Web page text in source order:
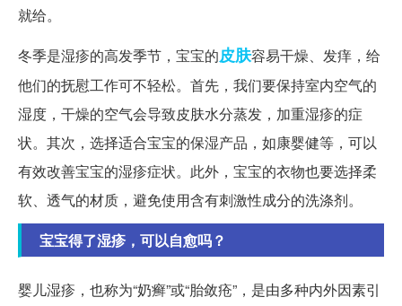
就给。
冬季是湿疹的高发季节，宝宝的皮肤容易干燥、发痒，给
他们的抚慰工作可不轻松。首先，我们要保持室内空气的
湿度，干燥的空气会导致皮肤水分蒸发，加重湿疹的症
状。其次，选择适合宝宝的保湿产品，如康婴健等，可以
有效改善宝宝的湿疹症状。此外，宝宝的衣物也要选择柔
软、透气的材质，避免使用含有刺激性成分的洗涤剂。
宝宝得了湿疹，可以自愈吗？
婴儿湿疹，也称为“奶癣”或“胎敛疮”，是由多种内外因素引